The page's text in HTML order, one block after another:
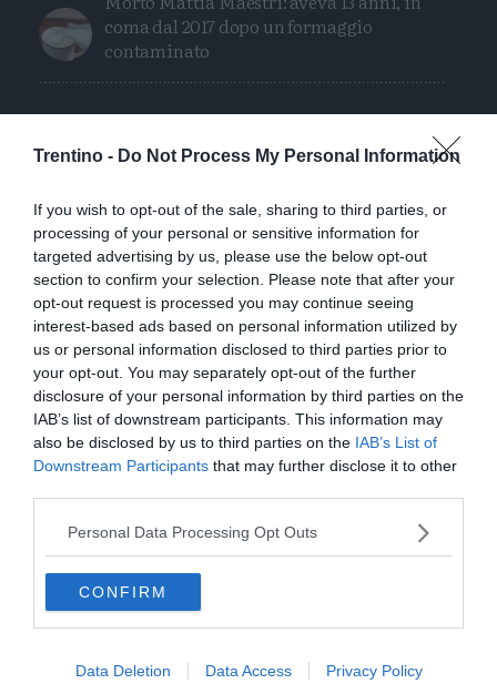
Trentino - Do Not Process My Personal Information
If you wish to opt-out of the sale, sharing to third parties, or
processing of your personal or sensitive information for
targeted advertising by us, please use the below opt-out
section to confirm your selection. Please note that after your
opt-out request is processed you may continue seeing
interest-based ads based on personal information utilized by
us or personal information disclosed to third parties prior to
your opt-out. You may separately opt-out of the further
disclosure of your personal information by third parties on the
IAB’s list of downstream participants. This information may
also be disclosed by us to third parties on the IAB’s List of
Downstream Participants that may further disclose it to other
Personal Data Processing Opt Outs
CONFIRM
Data Deletion Data Access Privacy Policy
coma dal 2017 dopo un formaggio
contaminato